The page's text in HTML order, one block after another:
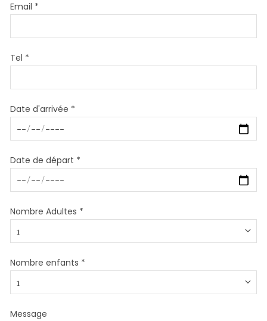
Email *
Tel *
Date d'arrivée *
Date de départ *
Nombre Adultes *
Nombre enfants *
Message